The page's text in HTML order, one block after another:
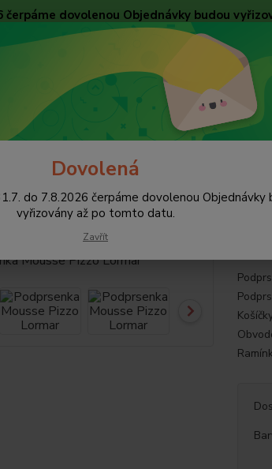
čerpáme dovolenou Objednávky budou
Tabulky velikostí Ochrana osobních údajů
Hledat
pište
vyztužené Podprsenka Mousse Pizzo Lormar
Mousse Pizzo Lormar
Dovolená
do 7.8.2026 čerpáme dovolenou Objednávky
vyřizovány až po tomto datu.
Zavřít